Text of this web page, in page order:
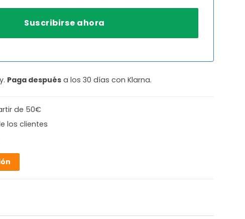
Paga después a los 30 días con Klarna.
de 50€
los clientes